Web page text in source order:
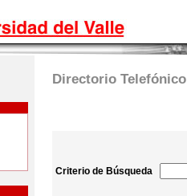
Directorio Telefónico
Criterio de Búsqueda